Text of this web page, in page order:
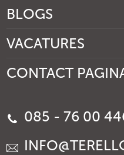
BLOGS
VACATURES
CONTACT
085 - 76 00